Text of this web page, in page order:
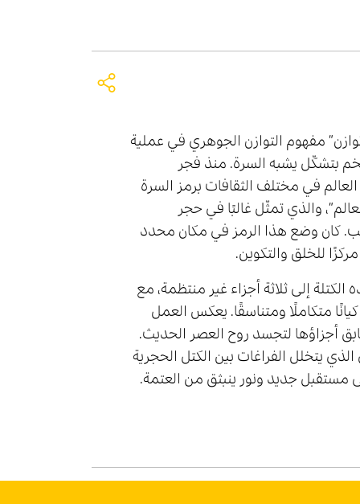
مفهوم التوازن الجوهري في عملية
بتشكّل يشبه السرة. منذ فجر
العالم في مختلف الثقافات برمز السرة
والذي تمثّل غالبًا في حجر
كان وضع هذا الرمز في مكان محدد
للخلق والتكوين.
إلى ثلاثة أجزاء غير منتظمة، مع
متكاملًا ومتناسقًا. يعكس العمل
أجزاؤها لتجسد روح العصر الحديث.
يتخلل الفراغات بين الكتل الحجرية
مستقبل جديد ونور ينبثق من العتمة.